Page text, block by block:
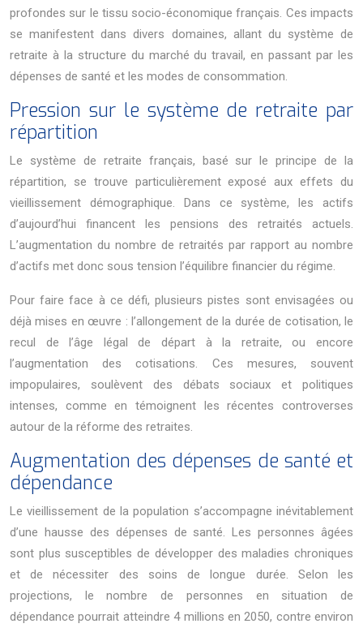
profondes sur le tissu socio-économique français. Ces impacts
se manifestent dans divers domaines, allant du système de
retraite à la structure du marché du travail, en passant par les
dépenses de santé et les modes de consommation.
Pression sur le système de retraite par
répartition
Le système de retraite français, basé sur le principe de la
répartition, se trouve particulièrement exposé aux effets du
vieillissement démographique. Dans ce système, les actifs
d’aujourd’hui financent les pensions des retraités actuels.
L’augmentation du nombre de retraités par rapport au nombre
d’actifs met donc sous tension l’équilibre financier du régime.
Pour faire face à ce défi, plusieurs pistes sont envisagées ou
déjà mises en œuvre : l’allongement de la durée de cotisation, le
recul de l’âge légal de départ à la retraite, ou encore
l’augmentation des cotisations. Ces mesures, souvent
impopulaires, soulèvent des débats sociaux et politiques
intenses, comme en témoignent les récentes controverses
autour de la réforme des retraites.
Augmentation des dépenses de santé et
dépendance
Le vieillissement de la population s’accompagne inévitablement
d’une hausse des dépenses de santé. Les personnes âgées
sont plus susceptibles de développer des maladies chroniques
et de nécessiter des soins de longue durée. Selon les
projections, le nombre de personnes en situation de
dépendance pourrait atteindre 4 millions en 2050, contre environ